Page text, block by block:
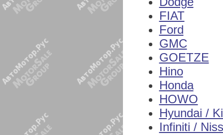
FIAT
Ford
GMC
GOETZE
Hino
Honda
HOWO
Hyundai /
Infiniti /